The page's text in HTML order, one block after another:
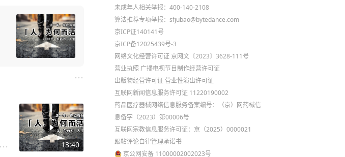
13:40
未成年人相关举报：400-140-2108
算法推荐专项举报：sfjubao@bytedance.com
京ICP证140141号
京ICP备12025439号-3
网络文化经营许可证 京网文〔2023〕3628-111号
营业执照 广播电视节目制作经营许可证
出版物经营许可证 营业性演出许可证
互联网新闻信息服务许可证 11220190002
药品医疗器械网络信息服务备案编号：（京）网药械信
息备字（2023）第00006号
互联网宗教信息服务许可证：京（2025）0000021
跟帖评论自律管理承诺书
京公网安备 11000002002023号